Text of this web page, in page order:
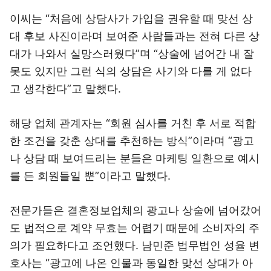
이씨는 “처음에 상담사가 가입을 권유할 때 맞선 상
대 후보 사진이라며 보여준 사람들과는 전혀 다른 상
대가 나와서 실망스러웠다”며 “상술에 넘어간 내 잘
못도 있지만 그런 식의 상담은 사기와 다를 게 없다
고 생각한다”고 말했다.
해당 업체 관계자는 “회원 심사를 거친 후 서로 적합
한 조건을 갖춘 상대를 추천하는 방식”이라며 “광고
나 상담 때 보여드리는 분들은 마케팅 일환으로 예시
를 든 회원들일 뿐”이라고 말했다.
전문가들은 결혼정보업체의 광고나 상술에 넘어갔어
도 법적으로 계약 무효는 어렵기 때문에 소비자의 주
의가 필요하다고 조언했다. 남민준 법무법인 성율 변
호사는 “광고에 나온 인물과 동일한 맞선 상대가 아